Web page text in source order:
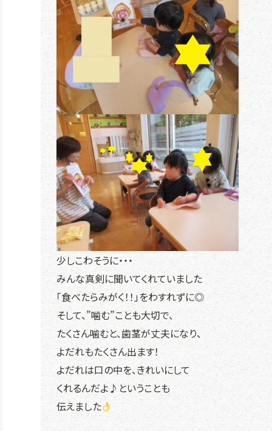
少しこわそうに・・・
みんな真剣に聞いてくれていました
「食べたらみがく！！」をわすれずに◎
そして、”噛む”ことも大切で、
たくさん噛むと、歯茎が丈夫になり、
よだれもたくさん出ます！
よだれは口の中を、きれいにして
くれるんだよ♪ということも
伝えました